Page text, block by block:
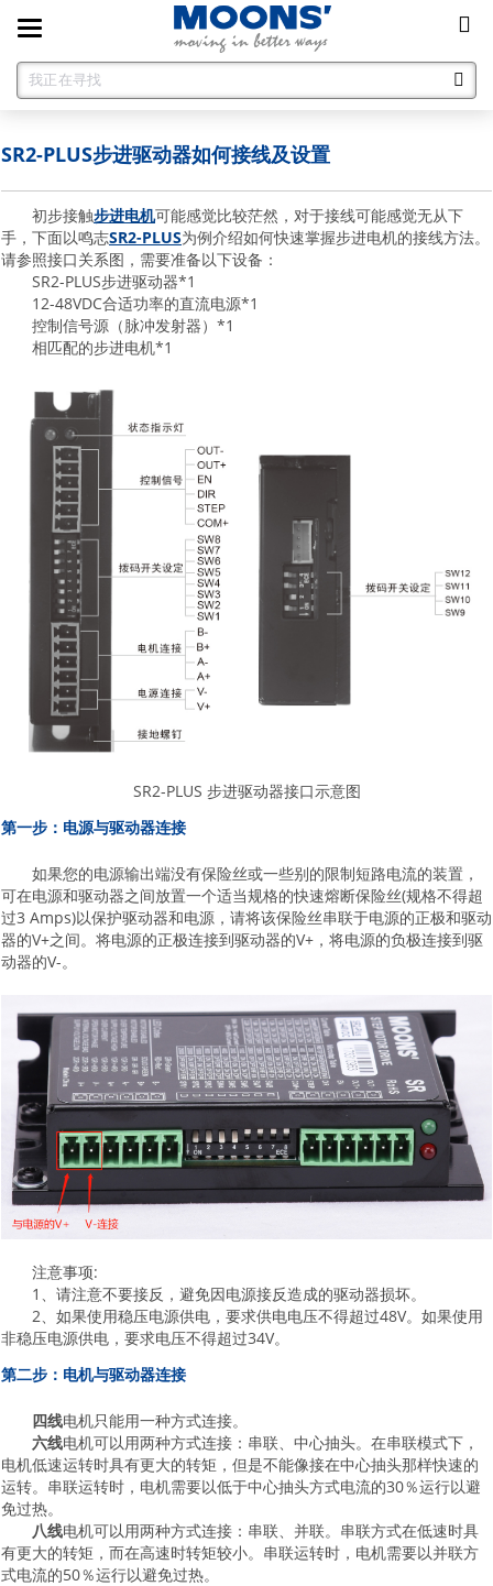
Toggle
navigation
SR2-PLUS步进驱动器如何接线及设置
初步接触步进电机可能感觉比较茫然，对于接线可能感觉无从下
手，下面以鸣志SR2-PLUS为例介绍如何快速掌握步进电机的接线方法。
请参照接口关系图，需要准备以下设备：
SR2-PLUS步进驱动器*1
12-48VDC合适功率的直流电源*1
控制信号源（脉冲发射器）*1
相匹配的步进电机*1
SR2-PLUS 步进驱动器接口示意图
第一步：电源与驱动器连接
如果您的电源输出端没有保险丝或一些别的限制短路电流的装置，
可在电源和驱动器之间放置一个适当规格的快速熔断保险丝(规格不得超
过3 Amps)以保护驱动器和电源，请将该保险丝串联于电源的正极和驱动
器的V+之间。将电源的正极连接到驱动器的V+，将电源的负极连接到驱
动器的V-。
注意事项:
1、请注意不要接反，避免因电源接反造成的驱动器损坏。
2、如果使用稳压电源供电，要求供电电压不得超过48V。如果使用
非稳压电源供电，要求电压不得超过34V。
第二步：电机与驱动器连接
四线电机只能用一种方式连接。
六线电机可以用两种方式连接：串联、中心抽头。在串联模式下，
电机低速运转时具有更大的转矩，但是不能像接在中心抽头那样快速的
运转。串联运转时，电机需要以低于中心抽头方式电流的30％运行以避
免过热。
八线电机可以用两种方式连接：串联、并联。串联方式在低速时具
有更大的转矩，而在高速时转矩较小。串联运转时，电机需要以并联方
式电流的50％运行以避免过热。